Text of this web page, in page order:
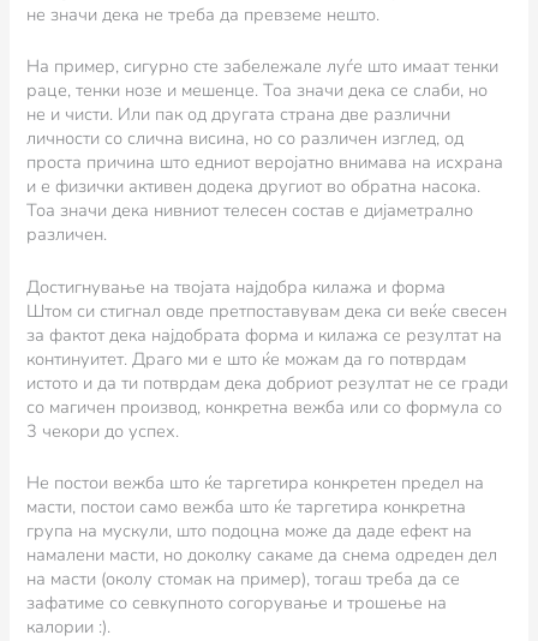
не значи дека не треба да превземе нешто.
На пример, сигурно сте забележале луѓе што имаат тенки
раце, тенки нозе и мешенце. Тоа значи дека се слаби, но
не и чисти. Или пак од другата страна две различни
личности со слична висина, но со различен изглед, од
проста причина што едниот веројатно внимава на исхрана
и е физички активен додека другиот во обратна насока.
Тоа значи дека нивниот телесен состав е дијаметрално
различен.
Достигнување на твојата најдобра килажа и форма
Штом си стигнал овде претпоставувам дека си веќе свесен
за фактот дека најдобрата форма и килажа се резултат на
континуитет. Драго ми е што ќе можам да го потврдам
истото и да ти потврдам дека добриот резултат не се гради
со магичен производ, конкретна вежба или со формула со
3 чекори до успех.
Не постои вежба што ќе таргетира конкретен предел на
масти, постои само вежба што ќе таргетира конкретна
група на мускули, што подоцна може да даде ефект на
намалени масти, но доколку сакаме да снема одреден дел
на масти (околу стомак на пример), тогаш треба да се
зафатиме со севкупното согорување и трошење на
калории :).